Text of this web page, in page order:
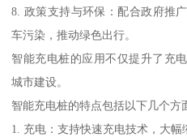
8. 政策支持与环保：配合政府推
车污染，推动绿色出行。
智能充电桩的应用不仅提升了充
城市建设。
智能充电桩的特点包括以下几个方
1. 充电：支持快速充电技术，大幅